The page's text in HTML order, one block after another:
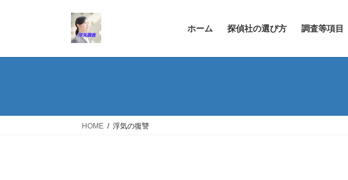
ホーム 探偵社の選び方 調査等項目
HOME 浮気の復讐